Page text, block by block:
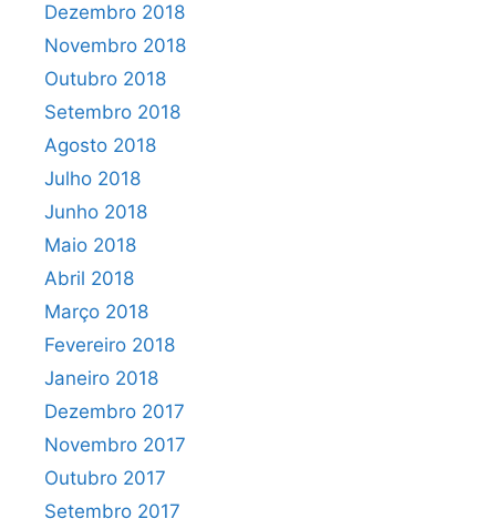
Dezembro 2018
Novembro 2018
Outubro 2018
Setembro 2018
Agosto 2018
Julho 2018
Junho 2018
Maio 2018
Abril 2018
Março 2018
Fevereiro 2018
Janeiro 2018
Dezembro 2017
Novembro 2017
Outubro 2017
Setembro 2017